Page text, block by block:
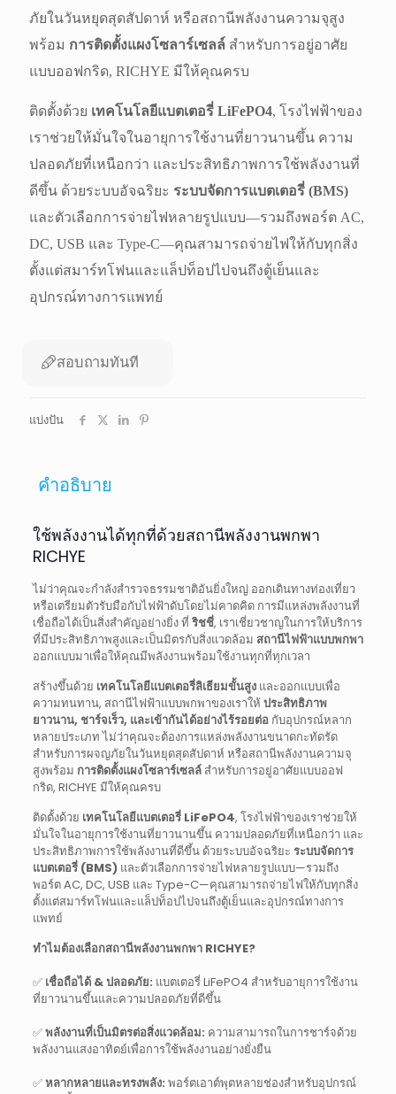
ภัยในวันหยุดสุดสัปดาห์ หรือสถานีพลังงานความจุสูง
พร้อม การติดตั้งแผงโซลาร์เซลล์ สำหรับการอยู่อาศัย
แบบออฟกริด, RICHYE มีให้คุณครบ
ติดตั้งด้วย เทคโนโลยีแบตเตอรี่ LiFePO4, โรงไฟฟ้าของ
เราช่วยให้มั่นใจในอายุการใช้งานที่ยาวนานขึ้น ความ
ปลอดภัยที่เหนือกว่า และประสิทธิภาพการใช้พลังงานที่
ดีขึ้น ด้วยระบบอัจฉริยะ ระบบจัดการแบตเตอรี่ (BMS)
และตัวเลือกการจ่ายไฟหลายรูปแบบ—รวมถึงพอร์ต AC,
DC, USB และ Type-C—คุณสามารถจ่ายไฟให้กับทุกสิ่ง
ตั้งแต่สมาร์ทโฟนและแล็ปท็อปไปจนถึงตู้เย็นและ
อุปกรณ์ทางการแพทย์
สอบถามทันที
แบ่งปัน
คำอธิบาย
ใช้พลังงานได้ทุกที่ด้วยสถานีพลังงานพกพา
RICHYE
ไม่ว่าคุณจะกำลังสำรวจธรรมชาติอันยิ่งใหญ่ ออกเดินทางท่องเที่ยว
หรือเตรียมตัวรับมือกับไฟฟ้าดับโดยไม่คาดคิด การมีแหล่งพลังงานที่
เชื่อถือได้เป็นสิ่งสำคัญอย่างยิ่ง ที่ ริชชี่, เราเชี่ยวชาญในการให้บริการ
ที่มีประสิทธิภาพสูงและเป็นมิตรกับสิ่งแวดล้อม สถานีไฟฟ้าแบบพกพา
ออกแบบมาเพื่อให้คุณมีพลังงานพร้อมใช้งานทุกที่ทุกเวลา
สร้างขึ้นด้วย เทคโนโลยีแบตเตอรี่ลิเธียมขั้นสูงและออกแบบเพื่อ
ความทนทาน, สถานีไฟฟ้าแบบพกพาของเราให้ประสิทธิภาพ
ยาวนาน, ชาร์จเร็ว, และเข้ากันได้อย่างไร้รอยต่อกับอุปกรณ์หลาก
หลายประเภท ไม่ว่าคุณจะต้องการแหล่งพลังงานขนาดกะทัดรัด
สำหรับการผจญภัยในวันหยุดสุดสัปดาห์ หรือสถานีพลังงานความจุ
สูงพร้อม การติดตั้งแผงโซลาร์เซลล์สำหรับการอยู่อาศัยแบบออฟ
กริด, RICHYE มีให้คุณครบ
ติดตั้งด้วย เทคโนโลยีแบตเตอรี่ LiFePO4, โรงไฟฟ้าของเราช่วยให้
มั่นใจในอายุการใช้งานที่ยาวนานขึ้น ความปลอดภัยที่เหนือกว่า และ
ประสิทธิภาพการใช้พลังงานที่ดีขึ้น ด้วยระบบอัจฉริยะ ระบบจัดการ
แบตเตอรี่ (BMS)และตัวเลือกการจ่ายไฟหลายรูปแบบ—รวมถึง
พอร์ต AC, DC, USB และ Type-C—คุณสามารถจ่ายไฟให้กับทุกสิ่ง
ตั้งแต่สมาร์ทโฟนและแล็ปท็อปไปจนถึงตู้เย็นและอุปกรณ์ทางการ
แพทย์
ทำไมต้องเลือกสถานีพลังงานพกพา RICHYE?
✅ เชื่อถือได้ & ปลอดภัย: แบตเตอรี่ LiFePO4 สำหรับอายุการใช้งาน
ที่ยาวนานขึ้นและความปลอดภัยที่ดีขึ้น
✅พลังงานที่เป็นมิตรต่อสิ่งแวดล้อม: ความสามารถในการชาร์จด้วย
พลังงานแสงอาทิตย์เพื่อการใช้พลังงานอย่างยั่งยืน
✅หลากหลายและทรงพลัง: พอร์ตเอาต์พุตหลายช่องสำหรับอุปกรณ์